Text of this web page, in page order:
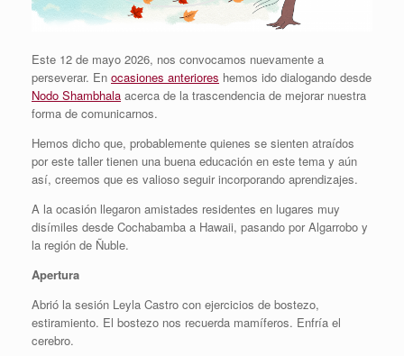
Este 12 de mayo 2026, nos convocamos nuevamente a
perseverar. En ocasiones anteriores hemos ido dialogando desde
Nodo Shambhala acerca de la trascendencia de mejorar nuestra
forma de comunicarnos.
Hemos dicho que, probablemente quienes se sienten atraídos
por este taller tienen una buena educación en este tema y aún
así, creemos que es valioso seguir incorporando aprendizajes.
A la ocasión llegaron amistades residentes en lugares muy
disímiles desde Cochabamba a Hawaii, pasando por Algarrobo y
la región de Ñuble.
Apertura
Abrió la sesión Leyla Castro con ejercicios de bostezo,
estiramiento. El bostezo nos recuerda mamíferos. Enfría el
cerebro.